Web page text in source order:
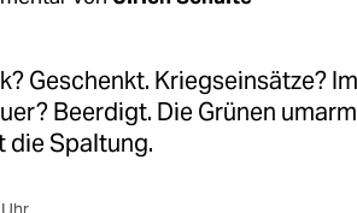
Geschenkt. Kriegseinsätze?
Beerdigt. Die Grünen
die Spaltung.